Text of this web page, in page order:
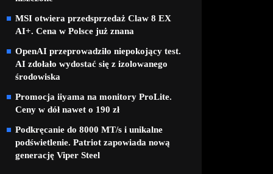
MSI otwiera przedsprzedaż Claw 8 EX
AI+. Cena w Polsce już znana
OpenAI przeprowadziło niepokojący test.
AI zdołało wydostać się z izolowanego
środowiska
Promocja iiyama na monitory ProLite.
Ceny w dół nawet o 190 zł
Podkręcanie do 8000 MT/s i unikalne
podświetlenie. Patriot zapowiada nową
generację Viper Steel